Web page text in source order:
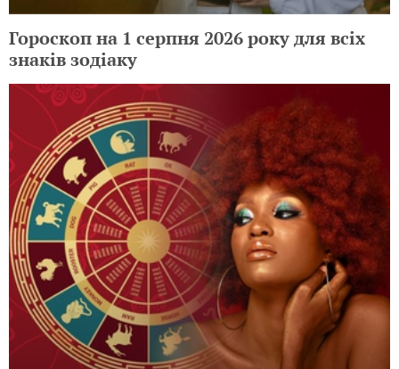
Гороскоп на 1 серпня 2026 року для всіх
знаків зодіаку